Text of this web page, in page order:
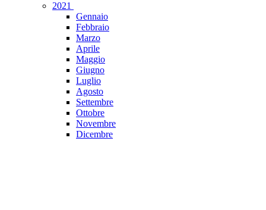
2021
Gennaio
Febbraio
Marzo
Aprile
Maggio
Giugno
Luglio
Agosto
Settembre
Ottobre
Novembre
Dicembre